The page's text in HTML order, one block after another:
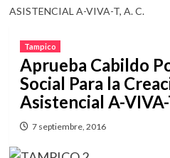
ASISTENCIAL A-VIVA-T, A. C.
Tampico
Aprueba Cabildo
Social Para la
Asistencial A-VIVA-
7 septiembre, 2016